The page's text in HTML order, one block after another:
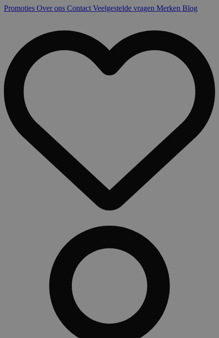
Promoties Over ons Contact Veelgestelde vragen Merken Blog